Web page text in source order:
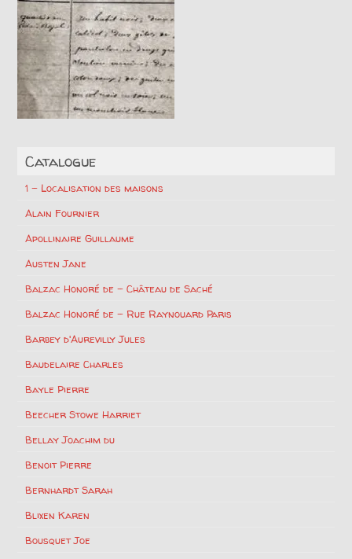
Catalogue
1 – Localisation des maisons
Alain Fournier
Apollinaire Guillaume
Austen Jane
Balzac Honoré de – Château de Saché
Balzac Honoré de – Rue Raynouard Paris
Barbey d'Aurevilly Jules
Baudelaire Charles
Bayle Pierre
Beecher Stowe Harriet
Bellay Joachim du
Benoit Pierre
Bernhardt Sarah
Blixen Karen
Bousquet Joe